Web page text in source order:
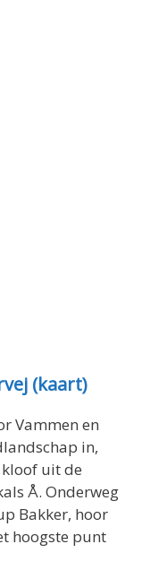
(kaart)
Vammen en
in,
kloof uit de
Å. Onderweg
Bakker, hoor
hoogste punt